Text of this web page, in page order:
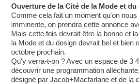
Ouverture de la Cité de la Mode et
Comme cela fait un moment qu'on
imminente, on prendra cette annonce
Mais cette fois devrait être la bonne et
la Mode et du design devrait bel et bien
octobre prochain.
Qu'y verra-t-on ? Avec un espace de 3
découvrir une programmation
désigné par Jacob+Macfarlane et de la